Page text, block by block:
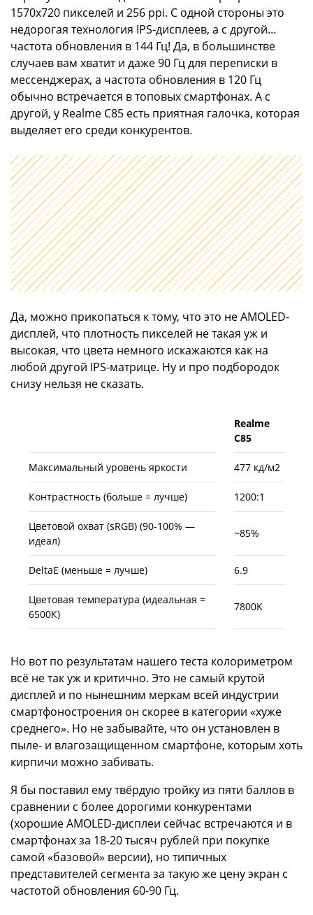
1570х720 пикселей и 256 ppi. С одной стороны это
недорогая технология IPS-дисплеев, а с другой…
частота обновления в 144 Гц! Да, в большинстве
случаев вам хватит и даже 90 Гц для переписки в
мессенджерах, а частота обновления в 120 Гц
обычно встречается в топовых смартфонах. А с
другой, у Realme C85 есть приятная галочка, которая
выделяет его среди конкурентов.
Да, можно прикопаться к тому, что это не AMOLED-
дисплей, что плотность пикселей не такая уж и
высокая, что цвета немного искажаются как на
любой другой IPS-матрице. Ну и про подбородок
снизу нельзя не сказать.
Realme
C85
Максимальный уровень яркости 477 кд/м2
Контрастность (больше = лучше) 1200:1
Цветовой охват (sRGB) (90-100% —
идеал)
~85%
DeltaE (меньше = лучше) 6.9
Цветовая температура (идеальная =
6500К)
7800K
Но вот по результатам нашего теста колориметром
всё не так уж и критично. Это не самый крутой
дисплей и по нынешним меркам всей индустрии
смартфоностроения он скорее в категории «хуже
среднего». Но не забывайте, что он установлен в
пыле- и влагозащищенном смартфоне, которым хоть
кирпичи можно забивать.
Я бы поставил ему твёрдую тройку из пяти баллов в
сравнении с более дорогими конкурентами
(хорошие AMOLED-дисплеи сейчас встречаются и в
смартфонах за 18-20 тысяч рублей при покупке
самой «базовой» версии), но типичных
представителей сегмента за такую же цену экран с
частотой обновления 60-90 Гц.